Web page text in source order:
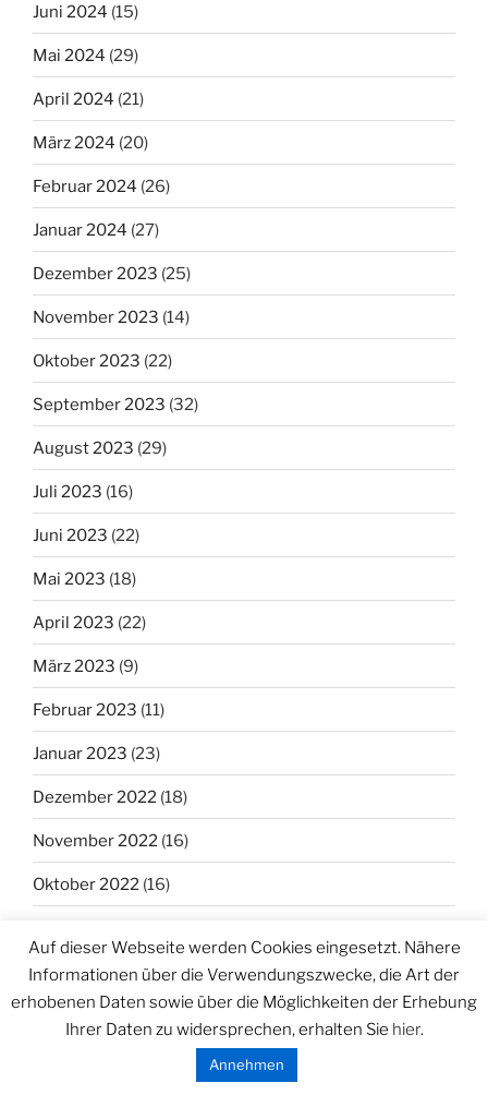
Juni 2024 (15)
Mai 2024 (29)
April 2024 (21)
März 2024 (20)
Februar 2024 (26)
Januar 2024 (27)
Dezember 2023 (25)
November 2023 (14)
Oktober 2023 (22)
September 2023 (32)
August 2023 (29)
Juli 2023 (16)
Juni 2023 (22)
Mai 2023 (18)
April 2023 (22)
März 2023 (9)
Februar 2023 (11)
Januar 2023 (23)
Dezember 2022 (18)
November 2022 (16)
Oktober 2022 (16)
August 2022(32)
Juli 2022 (23)
Auf dieser Webseite werden Cookies eingesetzt. Nähere
Informationen über die Verwendungszwecke, die Art der
erhobenen Daten sowie über die Möglichkeiten der Erhebung
Ihrer Daten zu widersprechen, erhalten Sie hier.
Annehmen